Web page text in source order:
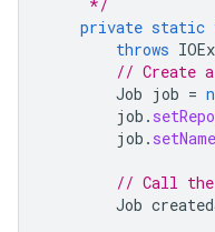
     */
private static
throws
// Create
Job job =
job .
job . setName
// Call the
Job